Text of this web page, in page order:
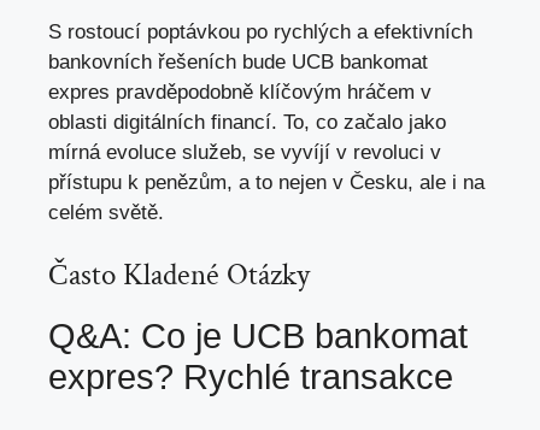
S rostoucí poptávkou po rychlých a efektivních
bankovních řešeních bude UCB bankomat
expres pravděpodobně klíčovým hráčem v
oblasti digitálních financí. To, co začalo jako
mírná evoluce služeb, se vyvíjí v revoluci v
přístupu k penězům, a to nejen v Česku, ale i na
celém světě.
Často Kladené Otázky
Q&A: Co je UCB bankomat
expres? Rychlé transakce